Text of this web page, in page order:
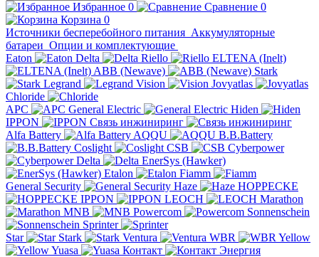
Избранное 0 Сравнение 0
Корзина 0
Источники бесперебойного питания Аккумуляторные
батареи Опции и комплектующие
Eaton
Delta Riello
ELTENA (Inelt)
ABB (Newave)
Stark
Legrand
Vision
Jovyatlas
Chloride
APC
General Electric
Hiden
IPPON
Связь инжиниринг
Alfa Battery
AQQU
B.B.Battery
Coslight
CSB
Cyberpower
Delta
EnerSys (Hawker)
Etalon
Fiamm
General Security
Haze
HOPPECKE
IPPON
LEOCH
Marathon
MNB
Powercom
Sonnenschein
Sprinter
Star
Stark Ventura WBR
Yellow
Yuasa
Контакт Энергия